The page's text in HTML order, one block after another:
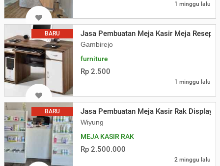
1 minggu lalu
BARU Jasa Pembuatan Meja Kasir Meja
Gambirejo
furniture
Rp 2.500
1 minggu lalu
BARU Jasa Pembuatan Meja Kasir Rak Display
Wiyung
MEJA KASIR RAK
Rp 2.500.000
2 minggu lalu